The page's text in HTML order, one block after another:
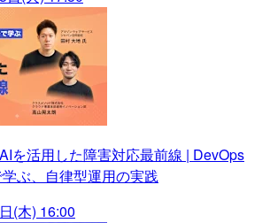
を活用した障害対応最前線 | DevOps
ぶ、自律型運用の実践
(木) 16:00